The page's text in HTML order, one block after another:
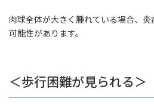
肉球全体が大きく腫れている場合、
可能性があります。
＜歩行困難が見られる＞